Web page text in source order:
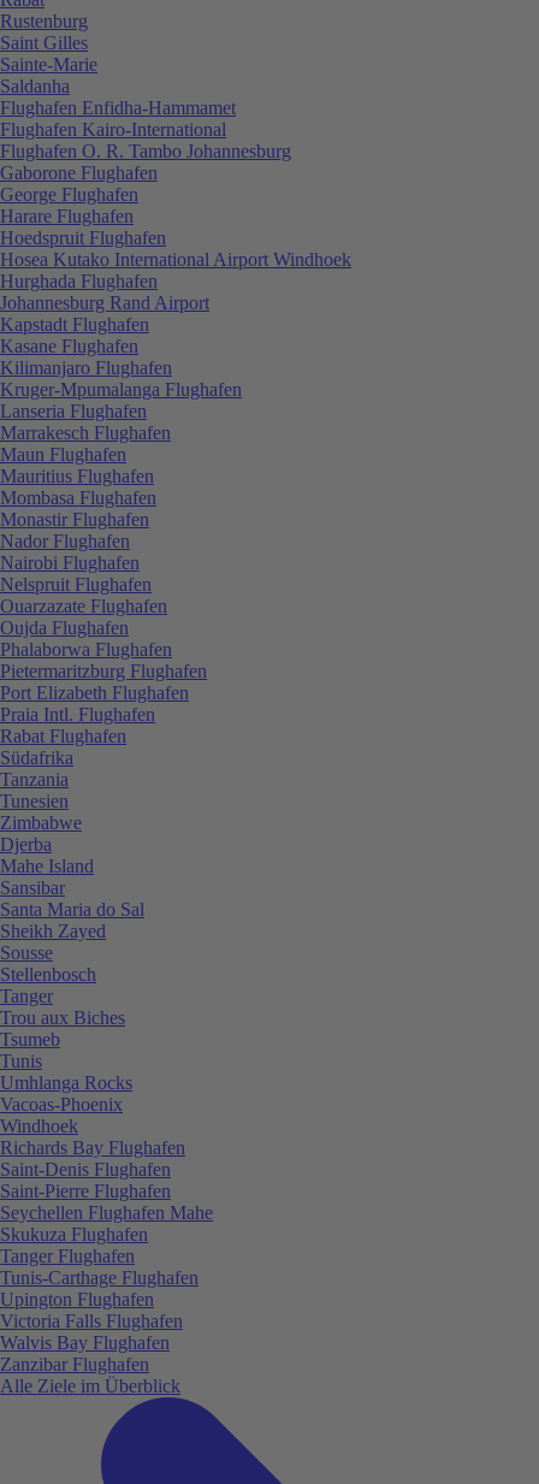
Rustenburg
Saint Gilles
Sainte-Marie
Saldanha
Flughafen Enfidha-Hammamet
Flughafen Kairo-International
Flughafen O. R. Tambo Johannesburg
Gaborone Flughafen
George Flughafen
Harare Flughafen
Hoedspruit Flughafen
Hosea Kutako International Airport Windhoek
Hurghada Flughafen
Johannesburg Rand Airport
Kapstadt Flughafen
Kasane Flughafen
Kilimanjaro Flughafen
Kruger-Mpumalanga Flughafen
Lanseria Flughafen
Marrakesch Flughafen
Maun Flughafen
Mauritius Flughafen
Mombasa Flughafen
Monastir Flughafen
Nador Flughafen
Nairobi Flughafen
Nelspruit Flughafen
Ouarzazate Flughafen
Oujda Flughafen
Phalaborwa Flughafen
Pietermaritzburg Flughafen
Port Elizabeth Flughafen
Praia Intl. Flughafen
Rabat Flughafen
Südafrika
Tanzania
Tunesien
Zimbabwe
Djerba
Mahe Island
Sansibar
Santa Maria do Sal
Sheikh Zayed
Sousse
Stellenbosch
Tanger
Trou aux Biches
Tsumeb
Tunis
Umhlanga Rocks
Vacoas-Phoenix
Windhoek
Richards Bay Flughafen
Saint-Denis Flughafen
Saint-Pierre Flughafen
Seychellen Flughafen Mahe
Skukuza Flughafen
Tanger Flughafen
Tunis-Carthage Flughafen
Upington Flughafen
Victoria Falls Flughafen
Walvis Bay Flughafen
Zanzibar Flughafen
Alle Ziele im Überblick